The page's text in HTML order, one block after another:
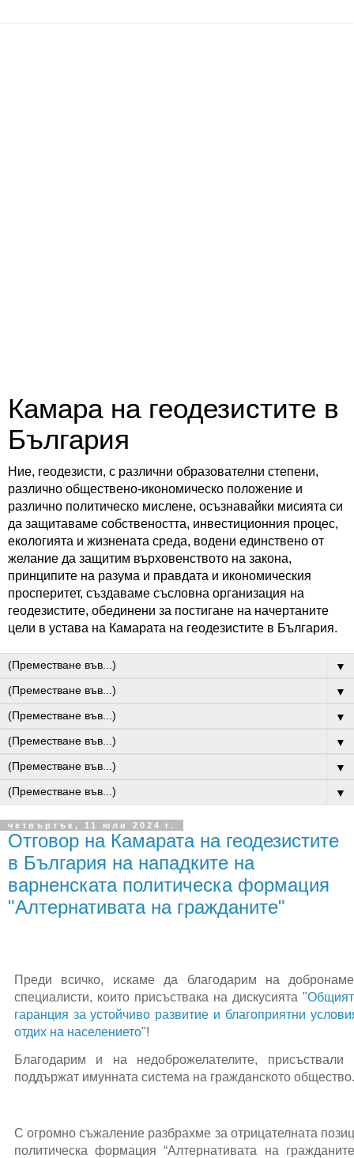
Камара на геодезистите в
България
Ние, геодезисти, с различни образователни степени,
различно обществено-икономическо положение и
различно политическо мислене, осъзнавайки мисията си
да защитаваме собствеността, инвестиционния процес,
екологията и жизнената среда, водени единствено от
желание да защитим върховенството на закона,
принципите на разума и правдата и икономическия
просперитет, създаваме съсловна организация на
геодезистите, обединени за постигане на начертаните
цели в устава на Камарата на геодезистите в България.
▼
▼
▼
▼
▼
▼
четвъртък, 11 юли 2024 г.
Отговор на Камарата на геодезистите
в България на нападките на
варненската политическа формация
"Алтернативата на гражданите"
Преди всичко, искаме да благодарим на
специалисти, които присъствака на дискусията "Общият
гаранция за устойчиво развитие и благоприятни
отдих на населението"!
Благодарим и на недоброжелателите, присъствали
поддържат имунната система на гражданското общество.
С огромно съжаление разбрахме за отрицателната
политическа формация “Алтернативата на